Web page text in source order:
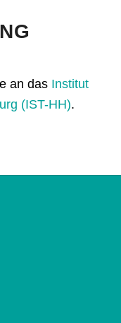
an das Institut
(IST-HH).